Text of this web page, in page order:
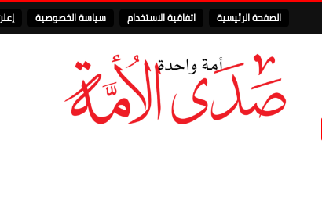
الصفحة الرئيسية اتفاقية الاستخدام سياسة الخصوصية